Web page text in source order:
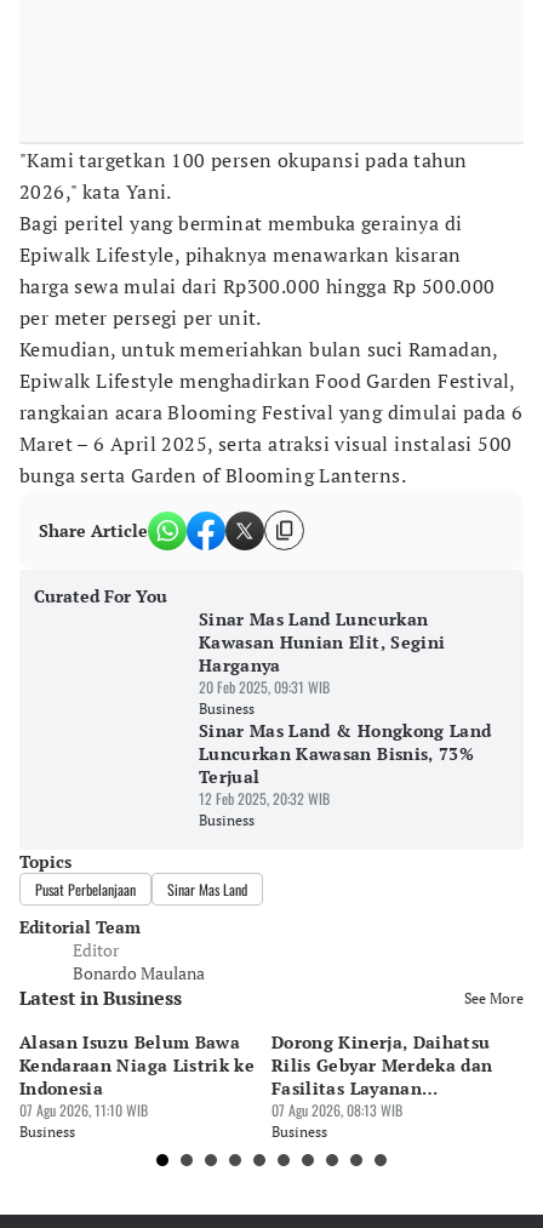
"Kami targetkan 100 persen okupansi pada tahun
2026," kata Yani.
Bagi peritel yang berminat membuka gerainya di
Epiwalk Lifestyle, pihaknya menawarkan kisaran
harga sewa mulai dari Rp300.000 hingga Rp 500.000
per meter persegi per unit.
Kemudian, untuk memeriahkan bulan suci Ramadan,
Epiwalk Lifestyle menghadirkan Food Garden Festival,
rangkaian acara Blooming Festival yang dimulai pada 6
Maret – 6 April 2025, serta atraksi visual instalasi 500
bunga serta Garden of Blooming Lanterns.
Share Article
Curated For You
Sinar Mas Land Luncurkan
Kawasan Hunian Elit, Segini
Harganya
20 Feb 2025, 09:31 WIB
Business
Sinar Mas Land & Hongkong Land
Luncurkan Kawasan Bisnis, 73%
Terjual
12 Feb 2025, 20:32 WIB
Business
Topics
Pusat Perbelanjaan Sinar Mas Land
Editorial Team
Editor
Bonardo Maulana
Latest in Business See More
Alasan Isuzu Belum Bawa
Kendaraan Niaga Listrik ke
Indonesia
07 Agu 2026, 11:10 WIB
Business
Dorong Kinerja, Daihatsu
Rilis Gebyar Merdeka dan
Fasilitas Layanan
Kesehatan
07 Agu 2026, 08:13 WIB
Business